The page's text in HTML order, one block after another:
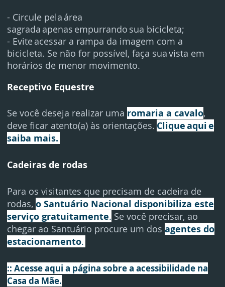
- Circule pela área
sagrada apenas empurrando sua bicicleta;
- Evite acessar a rampa da imagem com a
bicicleta. Se não for possível, faça sua vista em
horários de menor movimento.
Receptivo Equestre
Se você deseja realizar uma romaria a cavalo,
deve ficar atento(a) às orientações. Clique aqui e
saiba mais.
Cadeiras de rodas
Para os visitantes que precisam de cadeira de
rodas, o Santuário Nacional disponibiliza este
serviço gratuitamente. Se você precisar, ao
chegar ao Santuário procure um dos agentes do
estacionamento.
:: Acesse aqui a página sobre a acessibilidade na
Casa da Mãe.